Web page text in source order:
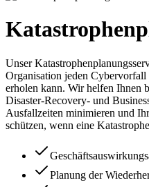
Unser
Organisation jeden
erholen kann. Wir helfen Ihnen
Disaster-Recovery- und
Ausfallzeiten minimieren und
schützen, wenn eine
Planung der